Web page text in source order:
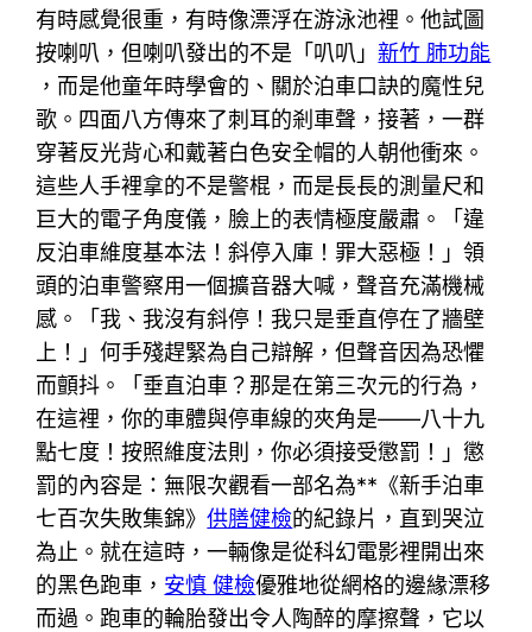
有時感覺很重，有時像漂浮在游泳池裡。他試圖
按喇叭，但喇叭發出的不是「叭叭」新竹 肺功能
，而是他童年時學會的、關於泊車口訣的魔性兒
歌。四面八方傳來了刺耳的剎車聲，接著，一群
穿著反光背心和戴著白色安全帽的人朝他衝來。
這些人手裡拿的不是警棍，而是長長的測量尺和
巨大的電子角度儀，臉上的表情極度嚴肅。「違
反泊車維度基本法！斜停入庫！罪大惡極！」領
頭的泊車警察用一個擴音器大喊，聲音充滿機械
感。「我、我沒有斜停！我只是垂直停在了牆壁
上！」何手殘趕緊為自己辯解，但聲音因為恐懼
而顫抖。「垂直泊車？那是在第三次元的行為，
在這裡，你的車體與停車線的夾角是——八十九
點七度！按照維度法則，你必須接受懲罰！」懲
罰的內容是：無限次觀看一部名為**《新手泊車
七百次失敗集錦》供膳健檢的紀錄片，直到哭泣
為止。就在這時，一輛像是從科幻電影裡開出來
的黑色跑車， 安慎 健檢優雅地從網格的邊緣漂移
而過。跑車的輪胎發出令人陶醉的摩擦聲，它以